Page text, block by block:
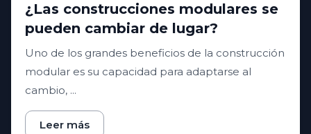
¿Las construcciones modulares se
pueden cambiar de lugar?
Uno de los grandes beneficios de la construcción
modular es su capacidad para adaptarse al
cambio, ...
Leer más